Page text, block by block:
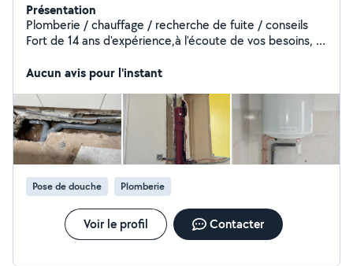
Présentation
Plomberie / chauffage / recherche de fuite / conseils
Fort de 14 ans d'expérience,à l'écoute de vos besoins, je
chauffage avec sérieux, soin et bonne humeur.
Aucun avis pour l'instant
Pose de douche Plomberie
Voir le profil Contacter